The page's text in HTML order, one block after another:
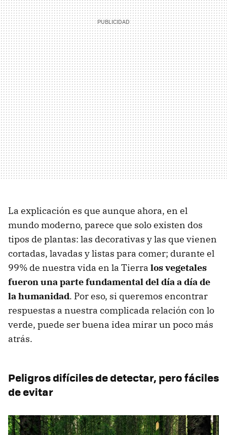
La explicación es que aunque ahora, en el
mundo moderno, parece que solo existen dos
tipos de plantas: las decorativas y las que vienen
cortadas, lavadas y listas para comer; durante el
99% de nuestra vida en la Tierra los vegetales
fueron una parte fundamental del día a día de
la humanidad. Por eso, si queremos encontrar
respuestas a nuestra complicada relación con lo
verde, puede ser buena idea mirar un poco más
atrás.
Peligros difíciles de detectar, pero fáciles
de evitar